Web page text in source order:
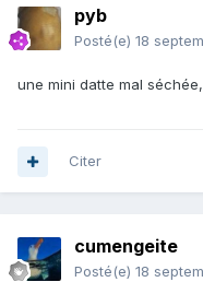
pyb
Posté(e) 18
une mini datte mal
Citer
cumengeite
Posté(e) 18